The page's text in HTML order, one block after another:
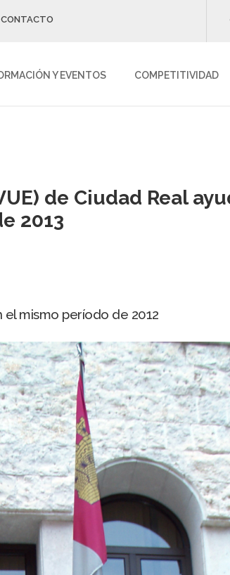
CONTACTO
Y EVENTOS COMPETITIVIDAD
de Ciudad Real
2013
mismo período de 2012